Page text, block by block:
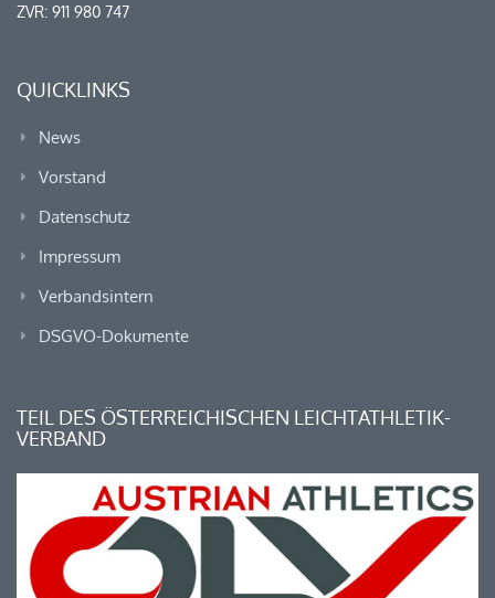
ZVR: 911 980 747
QUICKLINKS
News
Vorstand
Datenschutz
Impressum
Verbandsintern
DSGVO-Dokumente
TEIL DES ÖSTERREICHISCHEN LEICHTATHLETIK-
VERBAND